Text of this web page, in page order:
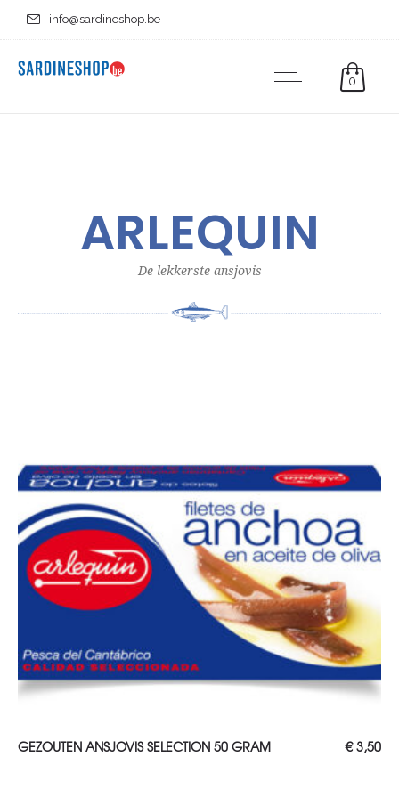
info@sardineshop.be
0
ARLEQUIN
De lekkerste ansjovis
TOEVOEGEN AAN WINKELWAGEN
GEZOUTEN ANSJOVIS SELECTION 50 GRAM €3,50